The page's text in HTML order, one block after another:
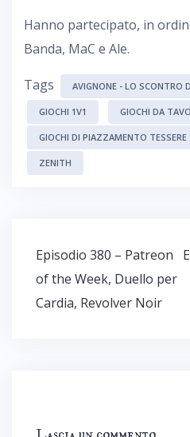
Hanno partecipato, in
Banda, MaC e Ale.
Tags AVIGNONE - LO SCONTRO
GIOCHI 1V1 GIOCHI DA
GIOCHI DI PIAZZAMENTO TESSERE
ZENITH
Navigazione
articoli
Episodio 380 – Patreon
of the Week, Duello per
Cardia, Revolver Noir